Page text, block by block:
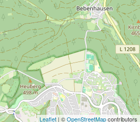
Leaflet| ©OpenStreetMapcontributors